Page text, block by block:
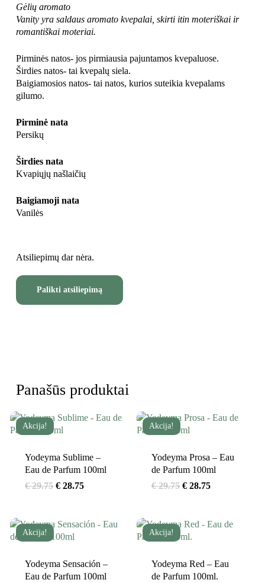
Gėlių aromato
Vanity yra saldaus aromato kvepalai, skirti itin moteriškai ir
romantiškai moteriai.
Pirminės natos- jos pirmiausia pajuntamos kvepaluose.
Širdies natos- tai kvepalų siela.
Baigiamosios natos- tai natos, kurios suteikia kvepalams
gilumo.
Pirminė nata
Persikų
Širdies nata
Kvapiųjų našlaičių
Baigiamoji nata
Vanilės
Atsiliepimų dar nėra.
Palikti atsiliepimą
Panašūs produktai
Akcija!
Yodeyma Sublime –
Eau de Parfum 100ml
€29.75 Original
€ 29.75.
€28.75Current
Akcija!
Yodeyma Prosa – Eau
de Parfum 100ml
€29.75 Original
€ 29.75.
€28.75Current
Akcija!
Yodeyma Sensación –
Eau de Parfum 100ml
Akcija!
Yodeyma Red – Eau
de Parfum 100ml.